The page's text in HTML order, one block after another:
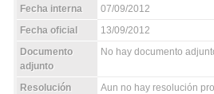
Fecha interna
07/09/2012
Fecha oficial
13/09/2012
Documento
adjunto
No hay documento
Resolución
Aun no hay resolución